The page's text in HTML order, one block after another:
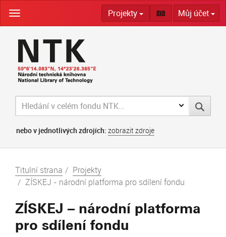
navigation
nebo v jednotlivých zdrojích: zobrazit zdroje
Projekty Můj účet
Titulní strana
Projekty
ZÍSKEJ - národní platforma pro sdílení fondu
ZÍSKEJ – národní platforma
pro sdílení fondu